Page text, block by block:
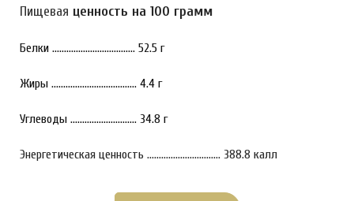
Пищевая ценность на 100 грамм
Белки ................................... 52.5 г
Жиры .................................... 4.4 г
Углеводы ............................ 34.8 г
Энергетическая ценность ............................... 388.8 калл